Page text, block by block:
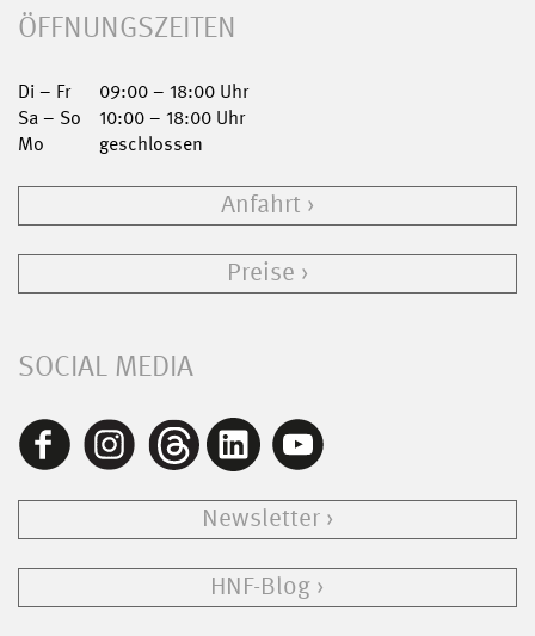
ÖFFNUNGSZEITEN
Di – Fr
09:00 – 18:00 Uhr
Sa – So
10:00 – 18:00 Uhr
Mo
geschlossen
Anfahrt
Preise
SOCIAL MEDIA
Newsletter
HNF-Blog